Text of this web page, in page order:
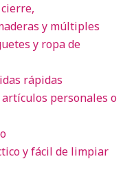
y múltiples
y ropa de
rápidas
personales o
y fácil de limpiar